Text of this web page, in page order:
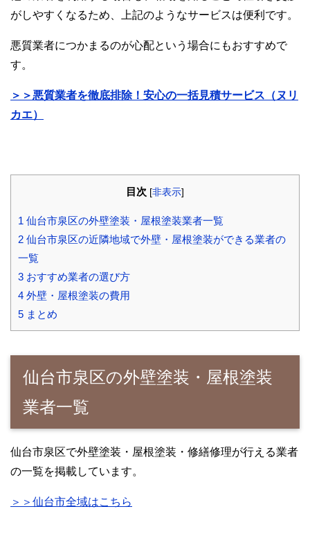
がしやすくなるため、上記のようなサービスは便利です。
悪質業者につかまるのが心配という場合にもおすすめで
す。
＞＞悪質業者を徹底排除！安心の一括見積サービス（ヌリ
カエ）
目次 [非表示]
1 仙台市泉区の外壁塗装・屋根塗装業者一覧
2 仙台市泉区の近隣地域で外壁・屋根塗装ができる業者の
一覧
3 おすすめ業者の選び方
4 外壁・屋根塗装の費用
5 まとめ
仙台市泉区の外壁塗装・屋根塗装
業者一覧
仙台市泉区で外壁塗装・屋根塗装・修繕修理が行える業者
の一覧を掲載しています。
＞＞仙台市全域はこちら